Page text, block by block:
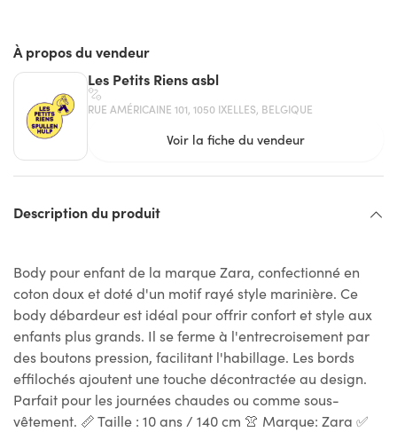
À propos du vendeur
Les Petits Riens asbl
RUE AMÉRICAINE 101, 1050 IXELLES, BELGIQUE
Voir la fiche du vendeur
Description du produit
Body pour enfant de la marque Zara, confectionné en
coton doux et doté d'un motif rayé style marinière. Ce
body débardeur est idéal pour offrir confort et style aux
enfants plus grands. Il se ferme à l'entrecroisement par
des boutons pression, facilitant l'habillage. Les bords
effilochés ajoutent une touche décontractée au design.
Parfait pour les journées chaudes ou comme sous-
vêtement. 📏 Taille : 10 ans / 140 cm 👚 Marque: Zara ✅